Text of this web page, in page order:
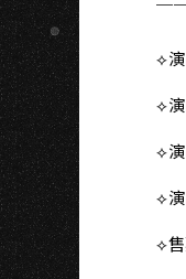
￣
⟡演
⟡
⟡
⟡演
⟡售